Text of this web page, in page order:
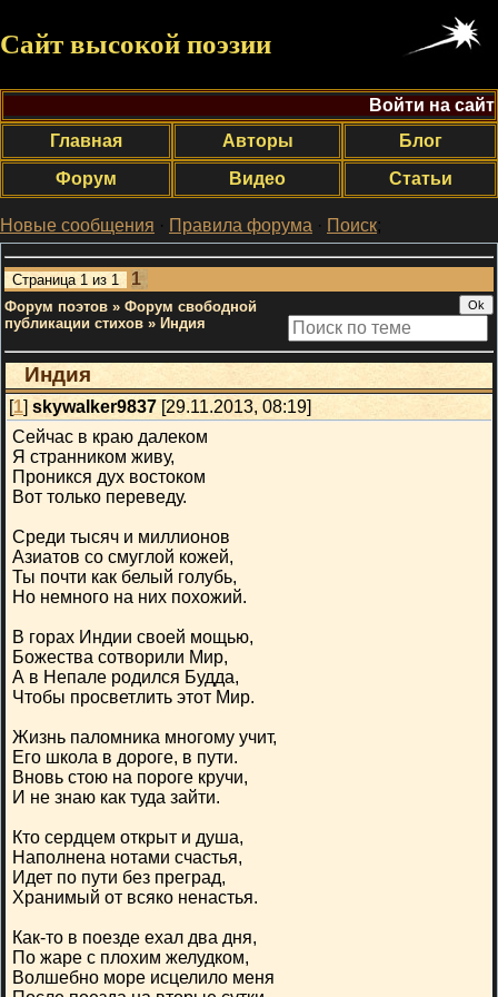
Сайт высокой поэзии
Войти на сайт
Главная
Авторы
Блог
Форум
Видео Статьи
Новые сообщения · Правила форума · Поиск;
Страница 1 из 1 1
Форум поэтов » Форум свободной
публикации стихов » Индия
Индия
[1] skywalker9837 [29.11.2013, 08:19]
Сейчас в краю далеком
Я странником живу,
Проникся дух востоком
Вот только переведу.
Среди тысяч и миллионов
Азиатов со смуглой кожей,
Ты почти как белый голубь,
Но немного на них похожий.
В горах Индии своей мощью,
Божества сотворили Мир,
А в Непале родился Будда,
Чтобы просветлить этот Мир.
Жизнь паломника многому учит,
Его школа в дороге, в пути.
Вновь стою на пороге кручи,
И не знаю как туда зайти.
Кто сердцем открыт и душа,
Наполнена нотами счастья,
Идет по пути без преград,
Хранимый от всяко ненастья.
Как-то в поезде ехал два дня,
По жаре с плохим желудком,
Волшебно море исцелило меня